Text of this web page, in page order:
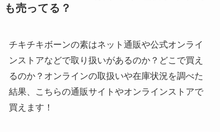
も売ってる？
チキチキボーンの素はネット通販や公式オンライ
ンストアなどで取り扱いがあるのか？どこで買え
るのか？オンラインの取扱いや在庫状況を調べた
結果、こちらの通販サイトやオンラインストアで
買えます！